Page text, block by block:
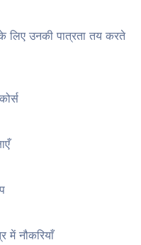
लिए उनकी पात्रता तय करते
में नौकरियाँ